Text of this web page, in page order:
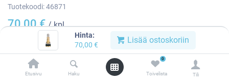
Hinta:
70,00 € Lisää ostoskoriin
Etusivu Haku
0
Toivelista Tili
Tuotekoodi:46871
70,00€ / kpl
Heti
saatavilla: